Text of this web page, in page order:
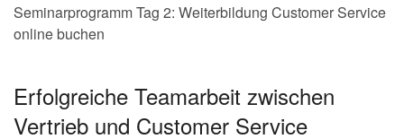
Seminarprogramm Tag 2: Weiterbildung Customer Service
online buchen
Erfolgreiche Teamarbeit zwischen
Vertrieb und Customer Service